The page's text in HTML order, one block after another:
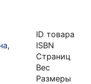
,
ID товара
ISBN
Страниц
Вес
Размеры